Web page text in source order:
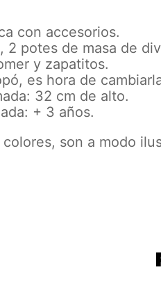
con accesorios.
2 potes de masa de
y zapatitos.
es hora de
32 cm de alto.
+ 3 años.
son a modo